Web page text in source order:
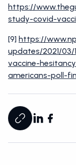
https://
study-covid-
[9] https://
updates/2021/
vaccine-
americans-poll-